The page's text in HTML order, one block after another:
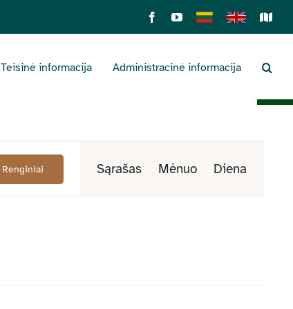
FacebookYouTube
Lietuviškai
English
Teisinė informacija Administracinė informacija
Rasti Renginiai
Views
Sąrašas Mėnuo Diena